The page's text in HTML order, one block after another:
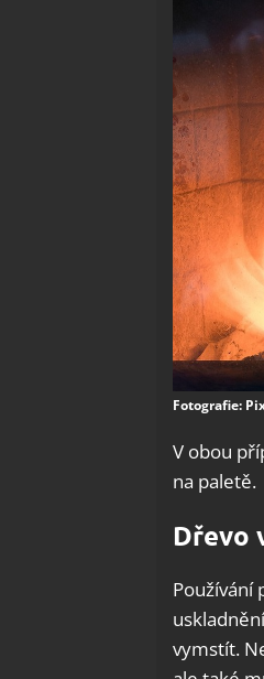
Fotografie:
V obou
na paletě.
Dřevo
Používání
vymstít.